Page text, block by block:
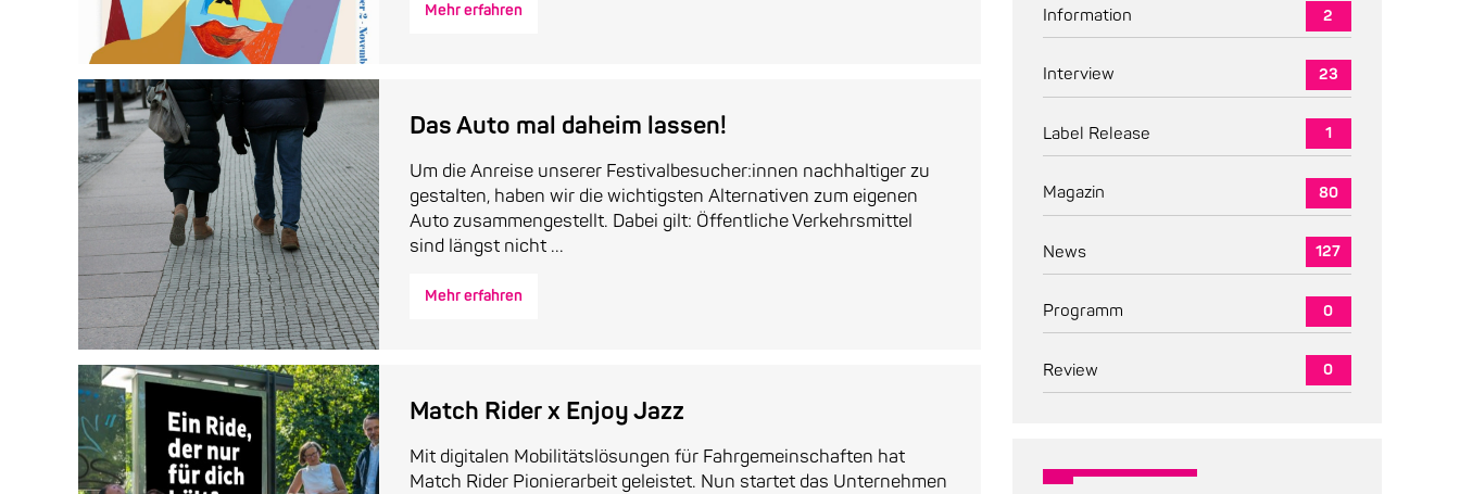
Mehr erfahren
Das Auto mal daheim lassen!
Um die Anreise unserer Festivalbesucher:innen nachhaltiger zu
gestalten, haben wir die wichtigsten Alternativen zum eigenen
Auto zusammengestellt. Dabei gilt: Öffentliche Verkehrsmittel
sind längst nicht ...
Mehr erfahren
Match Rider x Enjoy Jazz
Mit digitalen Mobilitätslösungen für Fahrgemeinschaften hat
Match Rider Pionierarbeit geleistet. Nun startet das Unternehmen
Information 2
Interview 23
Label Release 1
Magazin 80
News 127
Programm 0
Review 0